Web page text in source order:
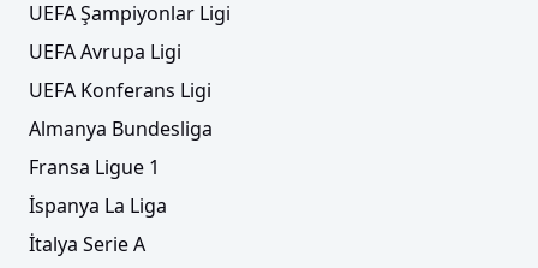
UEFA Şampiyonlar Ligi
UEFA Avrupa Ligi
UEFA Konferans Ligi
Almanya Bundesliga
Fransa Ligue 1
İspanya La Liga
İtalya Serie A